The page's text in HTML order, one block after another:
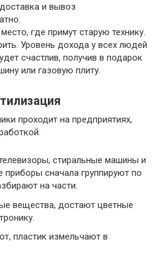
и вывоз
где примут старую технику.
Уровень дохода у всех людей
счастлив, получив в подарок
или газовую плиту.
проходит на предприятиях,
стиральные машины и
приборы сначала группируют по
на части.
вещества, достают цветные
пластик измельчают в